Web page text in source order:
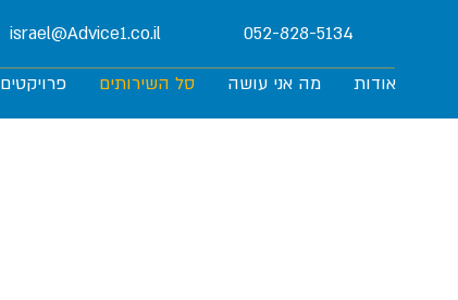
israel@Advice1.co.il 052-828-5134
אודות מה אני עושה סל השירותים פרויקטים